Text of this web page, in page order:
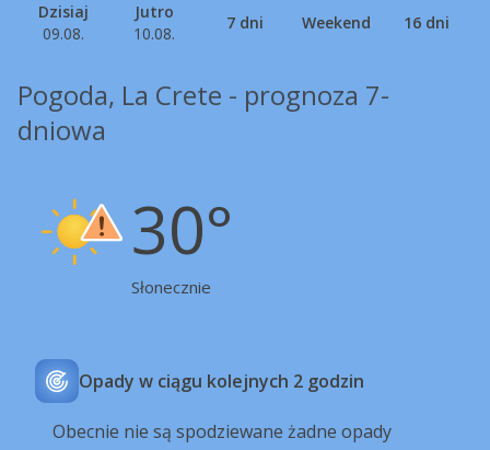
Dzisiaj
09.08.
Jutro
10.08.
7 dni Weekend 16 dni
Pogoda, La Crete - prognoza 7-
dniowa
30°
Słonecznie
Opady w ciągu kolejnych 2 godzin
Obecnie nie są spodziewane żadne opady